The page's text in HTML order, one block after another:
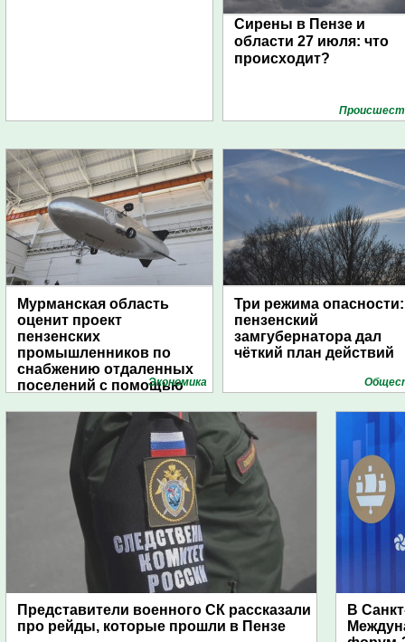
Сирены в Пензе и
области 27 июля: что
происходит?
Мурманская область
оценит проект
пензенских
промышленников по
снабжению отдаленных
поселений с помощью
Экономика
Три режима опасности:
пензенский
замгубернатора дал
чёткий план действий
Представители военного СК рассказали
про рейды, которые прошли в Пензе
В